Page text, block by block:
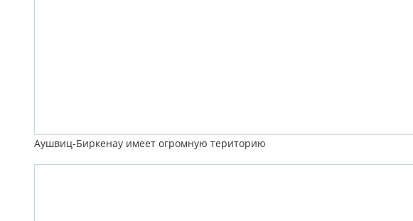
Аушвиц-Биркенау имеет огромную територию